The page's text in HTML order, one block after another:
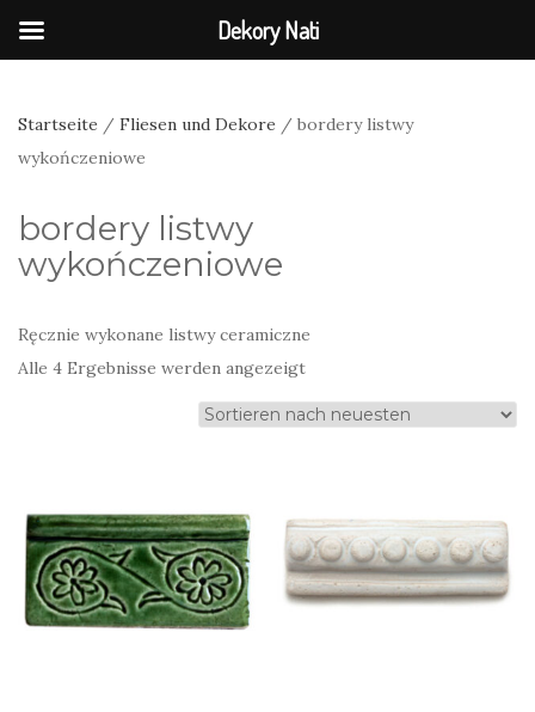
Startseite / Fliesen und Dekore / bordery listwy
wykończeniowe
bordery listwy
wykończeniowe
Ręcznie wykonane listwy ceramiczne
Alle 4 Ergebnisse werden angezeigtNach
neuesten
sortiert
Dekory Nati